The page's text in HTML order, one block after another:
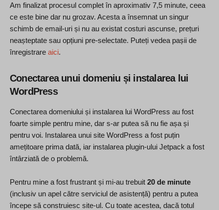
Am finalizat procesul complet în aproximativ 7,5 minute, ceea
ce este bine dar nu grozav. Acesta a însemnat un singur
schimb de email-uri și nu au existat costuri ascunse, prețuri
neașteptate sau opțiuni pre-selectate. Puteți vedea pașii de
înregistrare aici.
Conectarea unui domeniu și instalarea lui
WordPress
Conectarea domeniului și instalarea lui WordPress au fost
foarte simple pentru mine, dar s-ar putea să nu fie așa și
pentru voi. Instalarea unui site WordPress a fost puțin
amețitoare prima dată, iar instalarea plugin-ului Jetpack a fost
întârziată de o problemă.
Pentru mine a fost frustrant și mi-au trebuit 20 de minute
(inclusiv un apel către serviciul de asistență) pentru a putea
începe să construiesc site-ul. Cu toate acestea, dacă totul